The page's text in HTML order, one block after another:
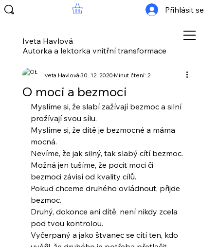
Iveta Havlová
Autorka a lektorka vnitřní transformace
Přihlásit se
O moci a bezmoci
Iveta Havlová30. 12. 2020Minut čtení: 2
Myslíme si, že slabí zažívají bezmoc a silní
prožívají svou sílu.
Myslíme si, že dítě je bezmocné a máma
mocná.
Nevíme, že jak silný, tak slabý cítí bezmoc.
Možná jen tušíme, že pocit moci či
bezmoci závisí od kvality cílů.
Pokud chceme druhého ovládnout, přijde
bezmoc.
Druhý, dokonce ani dítě, není nikdy zcela
pod tvou kontrolou.
Vyčerpaný a jako štvanec se cítí ten, kdo